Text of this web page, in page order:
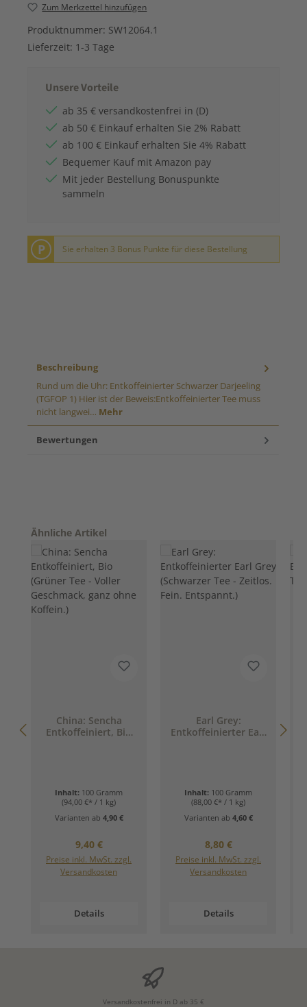
Zum Merkzettel hinzufügen
Produktnummer: SW12064.1
Lieferzeit: 1-3 Tage
Unsere Vorteile
ab 35 € versandkostenfrei in (D)
ab 50 € Einkauf erhalten Sie 2% Rabatt
ab 100 € Einkauf erhalten Sie 4% Rabatt
Bequemer Kauf mit Amazon pay
Mit jeder Bestellung Bonuspunkte
sammeln
P Sie erhalten 3 Bonus Punkte für diese Bestellung
Beschreibung
Rund um die Uhr: Entkoffeinierter Schwarzer Darjeeling
(TGFOP 1) Hier ist der Beweis:Entkoffeinierter Tee muss
nicht langwei… Mehr
Bewertungen
Produktgalerie überspringen
Ähnliche Artikel
China: Sencha
Entkoffeiniert, Bio
Inhalt: 100 Gramm
(94,00 €* / 1 kg)
Varianten ab 4,90 €
Regulärer Preis:
9,40 €
Preise inkl. MwSt. zzgl.
Versandkosten
Details
Earl Grey:
Entkoffeinierter Earl
Inhalt: 100 Gramm
(88,00 €* / 1 kg)
Varianten ab 4,60 €
Regulärer Preis:
8,80 €
Preise inkl. MwSt. zzgl.
Versandkosten
Details
Versandkostenfrei in D ab 35 €